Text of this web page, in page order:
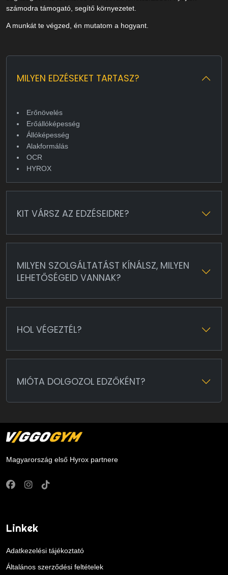
számodra támogató, segítő környezetet.
A munkát te végzed, én mutatom a hogyant.
MILYEN EDZÉSEKET TARTASZ?
Erőnövelés
Erőállóképesség
Állóképesség
Alakformálás
OCR
HYROX
KIT VÁRSZ AZ EDZÉSEIDRE?
MILYEN SZOLGÁLTATÁST KÍNÁLSZ, MILYEN
LEHETŐSÉGEID VANNAK?
HOL VÉGEZTÉL?
MIÓTA DOLGOZOL EDZŐKÉNT?
Magyarország első Hyrox partnere
Linkek
Adatkezelési tájékoztató
Általános szerződési feltételek